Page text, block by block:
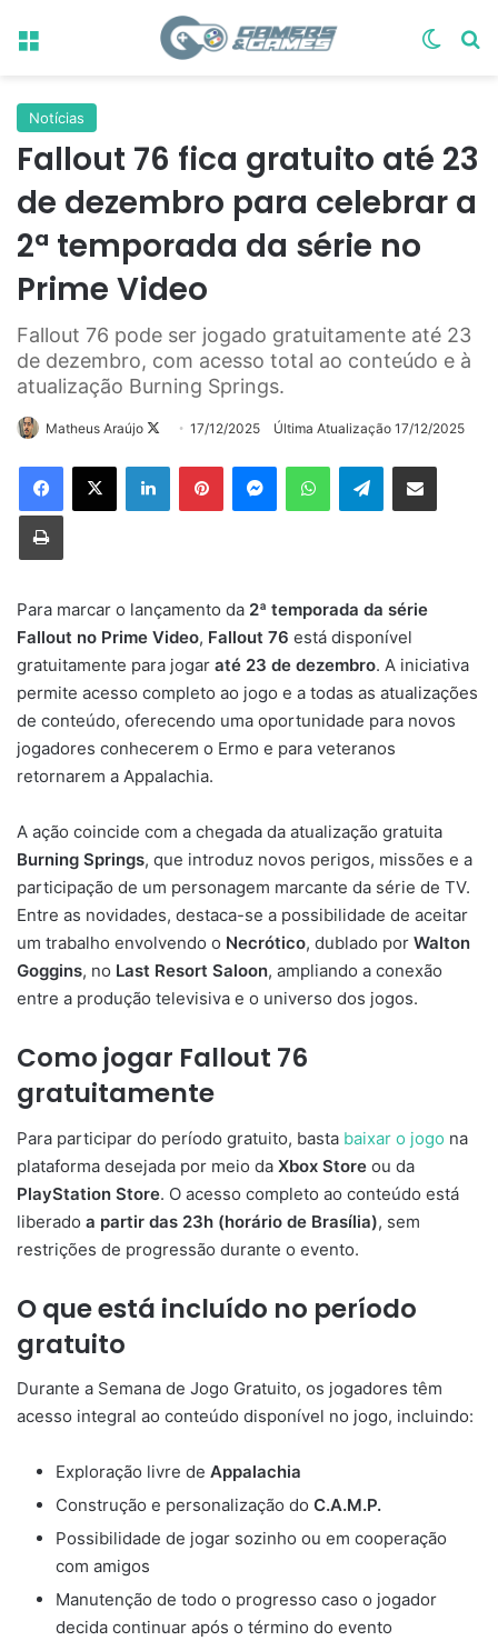
Menu
Notícias
Fallout 76 fica gratuito até 23
de dezembro para celebrar a
2ª temporada da série no
Prime Video
Fallout 76 pode ser jogado gratuitamente até 23
de dezembro, com acesso total ao conteúdo e à
atualização Burning Springs.
Matheus Araújo
Follow17/12/2025 Última Atualização 17/12/2025
LinkedinPinterestMessengerWhatsAppTelegramCompartilhar via e-mail
Imprimir
Para marcar o lançamento da 2ª temporada da série
Fallout no Prime Video, Fallout 76 está disponível
gratuitamente para jogar até 23 de dezembro. A iniciativa
permite acesso completo ao jogo e a todas as atualizações
de conteúdo, oferecendo uma oportunidade para novos
jogadores conhecerem o Ermo e para veteranos
retornarem a Appalachia.
A ação coincide com a chegada da atualização gratuita
Burning Springs, que introduz novos perigos, missões e a
participação de um personagem marcante da série de TV.
Entre as novidades, destaca-se a possibilidade de aceitar
um trabalho envolvendo o Necrótico, dublado por Walton
Goggins, no Last Resort Saloon, ampliando a conexão
entre a produção televisiva e o universo dos jogos.
Como jogar Fallout 76
gratuitamente
Para participar do período gratuito, basta baixar o jogo na
plataforma desejada por meio da Xbox Store ou da
PlayStation Store. O acesso completo ao conteúdo está
liberado a partir das 23h (horário de Brasília), sem
restrições de progressão durante o evento.
O que está incluído no período
gratuito
Durante a Semana de Jogo Gratuito, os jogadores têm
acesso integral ao conteúdo disponível no jogo, incluindo:
Exploração livre de Appalachia
Construção e personalização do C.A.M.P.
Possibilidade de jogar sozinho ou em cooperação
com amigos
Manutenção de todo o progresso caso o jogador
decida continuar após o término do evento